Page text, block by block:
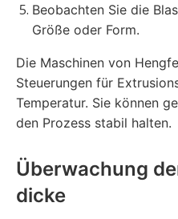
Beobachten Sie die
Größe oder Form.
Die Maschinen von
Steuerungen für
Temperatur. Sie können
den Prozess stabil halten.
Überwachung
dicke